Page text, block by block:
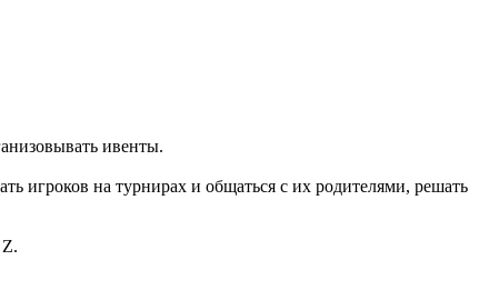
ивенты.
игроков на турнирах и общаться с их родителями, решать